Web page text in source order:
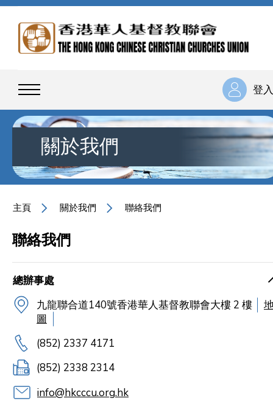
登入
關於我們
主頁 關於我們 聯絡我們
聯絡我們
總辦事處
九龍聯合道140號香港華人基督教聯會大樓 2 樓
圖
(852) 2337 4171
(852) 2338 2314
info@hkcccu.org.hk